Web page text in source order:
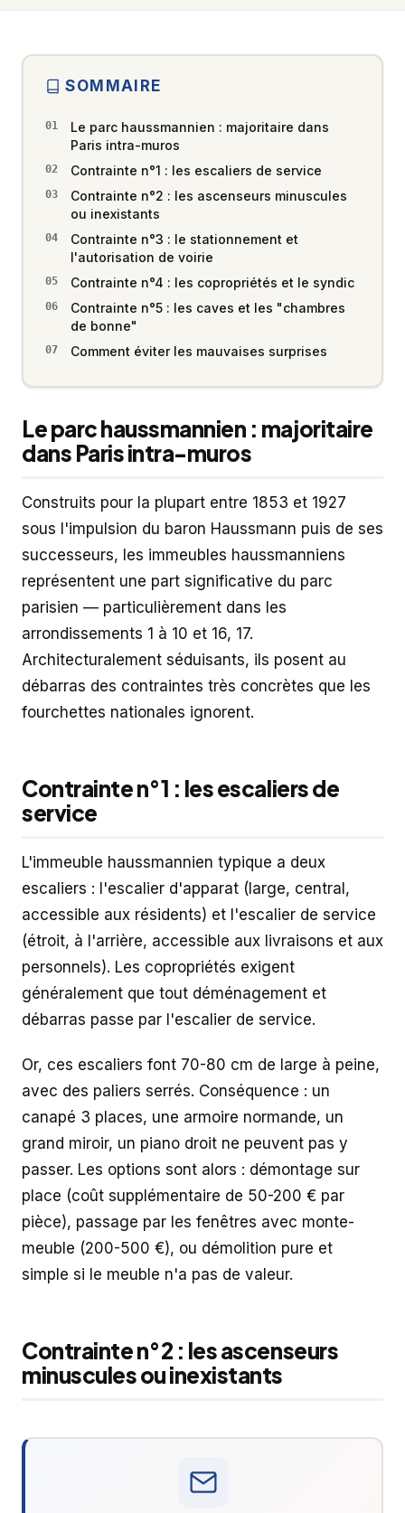
SOMMAIRE
Le parc haussmannien : majoritaire dans
Paris intra-muros
Contrainte n°1 : les escaliers de service
Contrainte n°2 : les ascenseurs minuscules
ou inexistants
Contrainte n°3 : le stationnement et
l'autorisation de voirie
Contrainte n°4 : les copropriétés et le syndic
Contrainte n°5 : les caves et les "chambres
de bonne"
Comment éviter les mauvaises surprises
Le parc haussmannien : majoritaire
dans Paris intra-muros
Construits pour la plupart entre 1853 et 1927
sous l'impulsion du baron Haussmann puis de ses
successeurs, les immeubles haussmanniens
représentent une part significative du parc
parisien — particulièrement dans les
arrondissements 1 à 10 et 16, 17.
Architecturalement séduisants, ils posent au
débarras des contraintes très concrètes que les
fourchettes nationales ignorent.
Contrainte n°1 : les escaliers de
service
L'immeuble haussmannien typique a deux
escaliers : l'escalier d'apparat (large, central,
accessible aux résidents) et l'escalier de service
(étroit, à l'arrière, accessible aux livraisons et aux
personnels). Les copropriétés exigent
généralement que tout déménagement et
débarras passe par l'escalier de service.
Or, ces escaliers font 70-80 cm de large à peine,
avec des paliers serrés. Conséquence : un
canapé 3 places, une armoire normande, un
grand miroir, un piano droit ne peuvent pas y
passer. Les options sont alors : démontage sur
place (coût supplémentaire de 50-200 € par
pièce), passage par les fenêtres avec monte-
meuble (200-500 €), ou démolition pure et
simple si le meuble n'a pas de valeur.
Contrainte n°2 : les ascenseurs
minuscules ou inexistants